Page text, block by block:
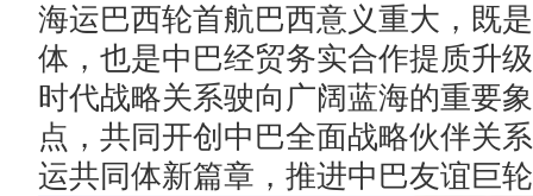
海运巴西轮首航巴西意义重大，既
体，也是中巴经贸务实合作提质升
时代战略关系驶向广阔蓝海的重要
点，共同开创中巴全面战略伙伴关
运共同体新篇章，推进中巴友谊巨